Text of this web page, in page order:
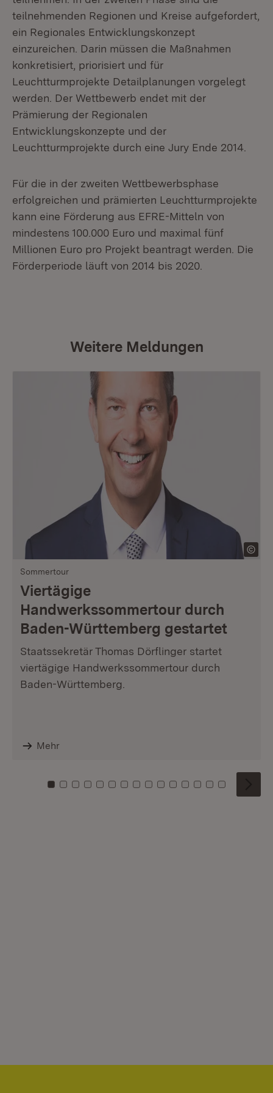
teilnehmenden Regionen und Kreise aufgefordert,
ein Regionales Entwicklungskonzept
einzureichen. Darin müssen die Maßnahmen
konkretisiert, priorisiert und für
Leuchtturmprojekte Detailplanungen vorgelegt
werden. Der Wettbewerb endet mit der
Prämierung der Regionalen
Entwicklungskonzepte und der
Leuchtturmprojekte durch eine Jury Ende 2014.
Für die in der zweiten Wettbewerbsphase
erfolgreichen und prämierten Leuchtturmprojekte
kann eine Förderung aus EFRE-Mitteln von
mindestens 100.000 Euro und maximal fünf
Millionen Euro pro Projekt beantragt werden. Die
Förderperiode läuft von 2014 bis 2020.
Weitere Meldungen
Sommertour
Viertägige
Handwerkssommertour durch
Baden-Württemberg gestartet
Staatssekretär Thomas Dörflinger startet
viertägige Handwerkssommertour durch
Baden-Württemberg.
Mehr
Zu Kachel: 0
Zu Kachel: 1
Zu Kachel: 2
Zu Kachel: 3
Zu Kachel: 4
Zu Kachel: 5
Zu Kachel: 6
Zu Kachel: 7
Zu Kachel: 8
Zu Kachel: 9
Zu Kachel: 10
Zu Kachel: 11
Zu Kachel: 12
Zu Kachel:
Zu